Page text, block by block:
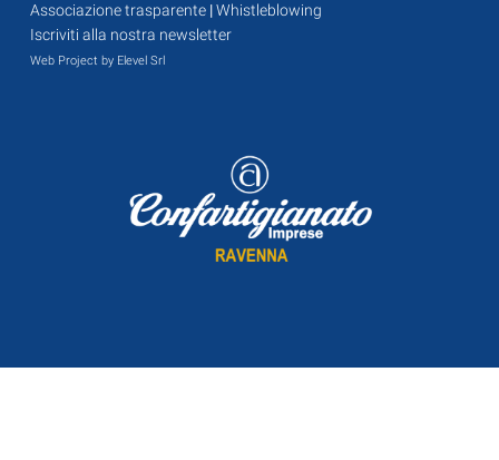
Associazione trasparente |Whistleblowing
Iscriviti alla nostra newsletter
Web Project by Elevel Srl